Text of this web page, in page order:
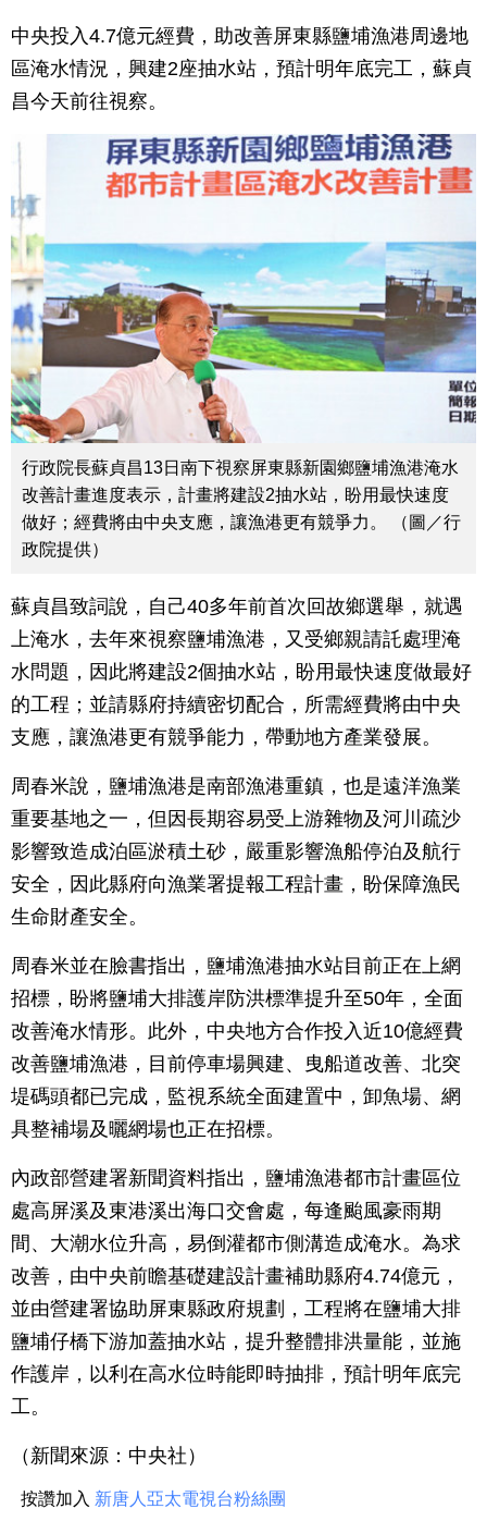
中央投入4.7億元經費，助改善屏東縣鹽埔漁港周邊地
區淹水情況，興建2座抽水站，預計明年底完工，蘇貞
昌今天前往視察。
行政院長蘇貞昌13日南下視察屏東縣新園鄉鹽埔漁港淹水
改善計畫進度表示，計畫將建設2抽水站，盼用最快速度
做好；經費將由中央支應，讓漁港更有競爭力。 （圖／行
政院提供）
蘇貞昌致詞說，自己40多年前首次回故鄉選舉，就遇
上淹水，去年來視察鹽埔漁港，又受鄉親請託處理淹
水問題，因此將建設2個抽水站，盼用最快速度做最好
的工程；並請縣府持續密切配合，所需經費將由中央
支應，讓漁港更有競爭能力，帶動地方產業發展。
周春米說，鹽埔漁港是南部漁港重鎮，也是遠洋漁業
重要基地之一，但因長期容易受上游雜物及河川疏沙
影響致造成泊區淤積土砂，嚴重影響漁船停泊及航行
安全，因此縣府向漁業署提報工程計畫，盼保障漁民
生命財產安全。
周春米並在臉書指出，鹽埔漁港抽水站目前正在上網
招標，盼將鹽埔大排護岸防洪標準提升至50年，全面
改善淹水情形。此外，中央地方合作投入近10億經費
改善鹽埔漁港，目前停車場興建、曳船道改善、北突
堤碼頭都已完成，監視系統全面建置中，卸魚場、網
具整補場及曬網場也正在招標。
內政部營建署新聞資料指出，鹽埔漁港都市計畫區位
處高屏溪及東港溪出海口交會處，每逢颱風豪雨期
間、大潮水位升高，易倒灌都市側溝造成淹水。為求
改善，由中央前瞻基礎建設計畫補助縣府4.74億元，
並由營建署協助屏東縣政府規劃，工程將在鹽埔大排
鹽埔仔橋下游加蓋抽水站，提升整體排洪量能，並施
作護岸，以利在高水位時能即時抽排，預計明年底完
工。
（新聞來源：中央社）
按讚加入 新唐人亞太電視台粉絲團